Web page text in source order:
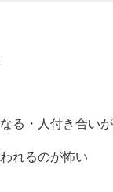
る・人付き合い
れるのが怖い